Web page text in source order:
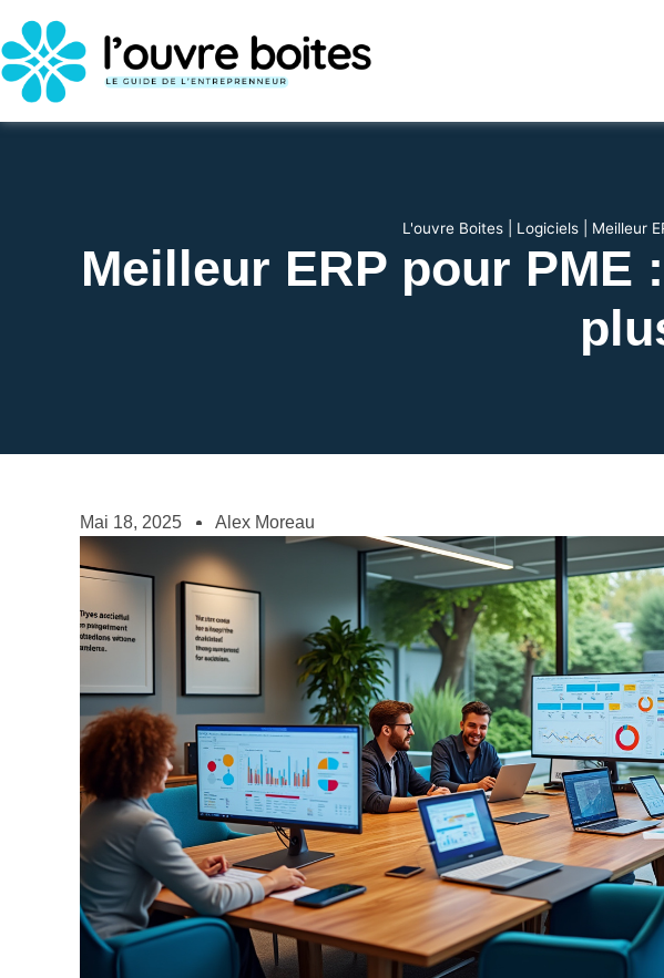
L'ouvre Boites Logiciels Meilleur
Meilleur ERP pour
Mai 18, 2025 Alex Moreau